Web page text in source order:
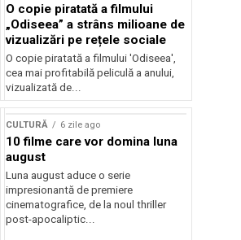
O copie piratată a filmului
„Odiseea” a strâns milioane de
vizualizări pe rețele sociale
O copie piratată a filmului 'Odiseea',
cea mai profitabilă peliculă a anului,
vizualizată de...
CULTURĂ 6 zile ago
10 filme care vor domina luna
august
Luna august aduce o serie
impresionantă de premiere
cinematografice, de la noul thriller
post-apocaliptic...